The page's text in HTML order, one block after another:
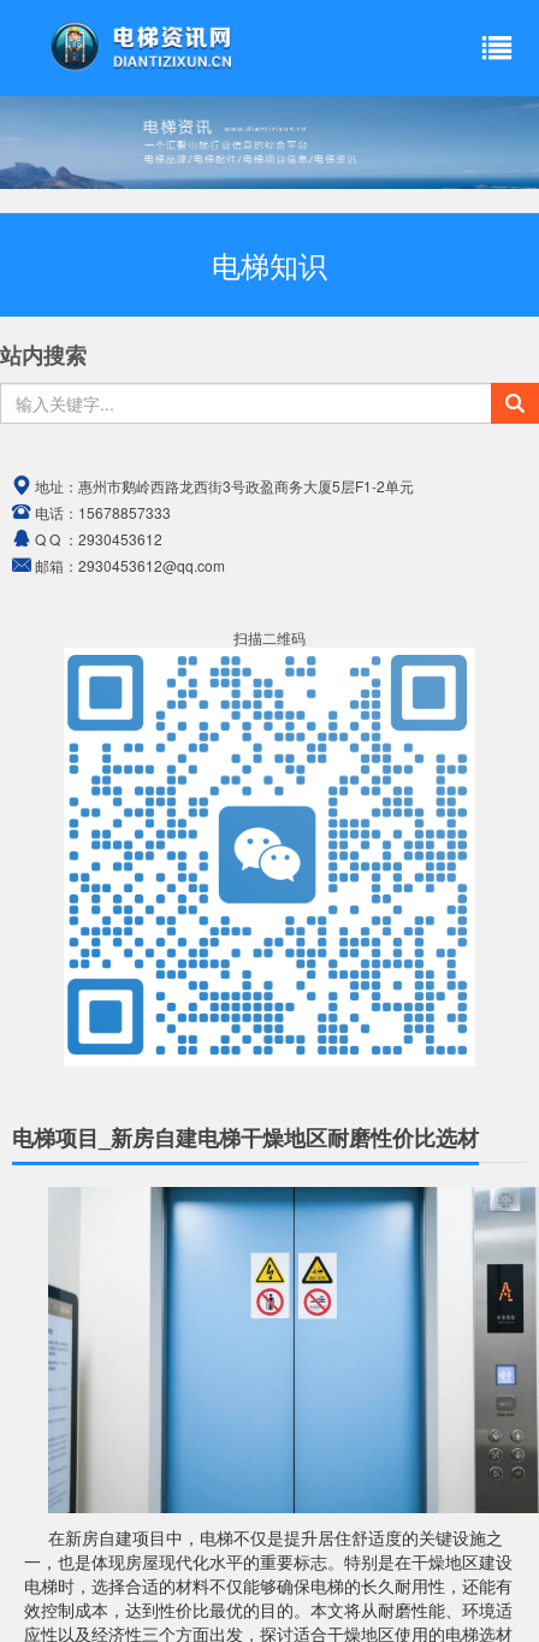
电梯知识
站内搜索
地址： 惠州市鹅岭西路龙西街3号政盈商务大厦5层F1-2单元
电话： 15678857333
Q Q ： 2930453612
邮箱： 2930453612@qq.com
扫描二维码
电梯项目_新房自建电梯干燥地区耐磨性价比选材
在新房自建项目中，电梯不仅是提升居住舒适度的关键设施之
一，也是体现房屋现代化水平的重要标志。特别是在干燥地区建设
电梯时，选择合适的材料不仅能够确保电梯的长久耐用性，还能有
效控制成本，达到性价比最优的目的。本文将从耐磨性能、环境适
应性以及经济性三个方面出发，探讨适合干燥地区使用的电梯选材